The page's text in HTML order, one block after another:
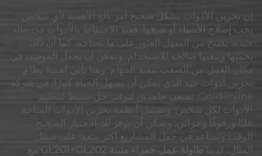
إن تخزين الأدوات بشكل صحيح أمر بالغ الأهمية لأي شخص
يحب إصلاح الأشياء أو صنعها. فعند الاحتفاظ بالأدوات في حالة
جيدة، يصبح من السهل العثور على ما تحتاجه، كما أن ذلك
يحميها ويبقيها صالحة للاستخدام. ويمكن أن يجعل الفوضى في
مكان العمل من الصعب تنفيذ المهام. وهنا تأتي أهمية نظام
تخزين أدوات جيد الذي يمكن أن يسهل الحياة كثيرًا. في شركة
Goldenline، نسعى جاهدين لتوفير حل بسيط لتنظيم
الأدوات لكل شخص. وتشمل أنظمة تخزين الأدوات المتاحة
علبًا ورفوفًا وخزائن. ويمكن أن يوفر لك الاختيار الصحيح
الوقت ويساعد في جعل المشاريع أكثر متعة! على سبيل
المثال، لدينا
طاولة عمل حمراء متينة GL201+GL202 مع